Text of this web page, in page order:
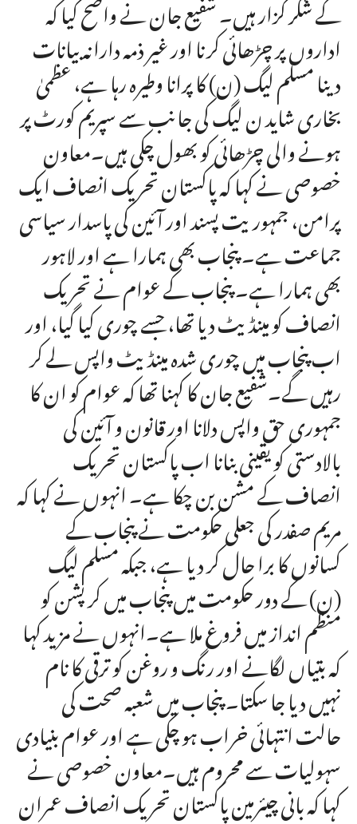
کے شکر گزار ہیں۔ شفیع جان نے واضح کیا کہ
اداروں پر چڑھائی کرنا اور غیر ذمہ دارانہ بیانات
دینا مسلم لیگ (ن) کا پرانا وطیرہ رہا ہے، عظمیٰ
بخاری شاید ن لیگ کی جانب سے سپریم کورٹ پر
ہونے والی چڑھائی کو بھول چکی ہیں۔معاون
خصوصی نے کہا کہ پاکستان تحریک انصاف ایک
پرامن، جمہوریت پسند اور آئین کی پاسدار سیاسی
جماعت ہے۔ پنجاب بھی ہمارا ہے اور لاہور
بھی ہمارا ہے۔ پنجاب کے عوام نے تحریک
انصاف کو مینڈیٹ دیا تھا، جسے چوری کیا گیا، اور
اب پنجاب میں چوری شدہ مینڈیٹ واپس لے کر
رہیں گے۔شفیع جان کا کہنا تھا کہ عوام کو ان کا
جمہوری حق واپس دلانا اور قانون و آئین کی
بالادستی کو یقینی بنانا اب پاکستان تحریک
انصاف کے مشن بن چکا ہے۔ انہوں نے کہا کہ
مریم صفدر کی جعلی حکومت نے پنجاب کے
کسانوں کا برا حال کر دیا ہے، جبکہ مسلم لیگ
(ن) کے دور حکومت میں پنجاب میں کرپشن کو
منظم انداز میں فروغ ملا ہے۔انہوں نے مزید کہا
کہ بتیاں لگانے اور رنگ و روغن کو ترقی کا نام
نہیں دیا جا سکتا۔ پنجاب میں شعبہ صحت کی
حالت انتہائی خراب ہو چکی ہے اور عوام بنیادی
سہولیات سے محروم ہیں۔معاون خصوصی نے
کہا کہ بانی چیئرمین پاکستان تحریک انصاف عمران